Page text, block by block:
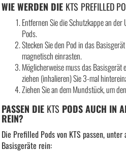
WIE WERDEN DIE KTS PREFILLED
Entfernen Sie die Schutzkappe an
Pods.
Stecken Sie den Pod in das
magnetisch einrasten.
Möglicherweise muss das
ziehen (inhalieren) Sie 3-mal
Ziehen Sie an dem Mundstück, um
PASSEN DIE KTS PODS AUCH IN
REIN?
Die Prefilled Pods von KTS passen,
Basisgeräte rein: